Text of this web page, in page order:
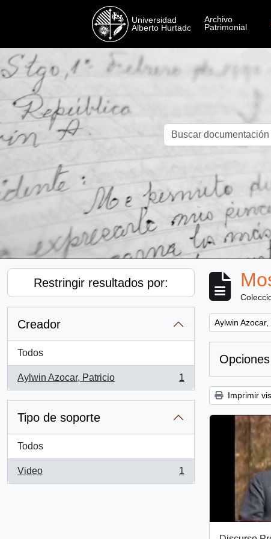
Restringir resultados por:
Creador
Todos
Aylwin Azocar, Patricio
, 1 resultados
1
Tipo de soporte
Todos
Video
, 1 resultados
1
Remove filter:
Aylwin
Imprimir